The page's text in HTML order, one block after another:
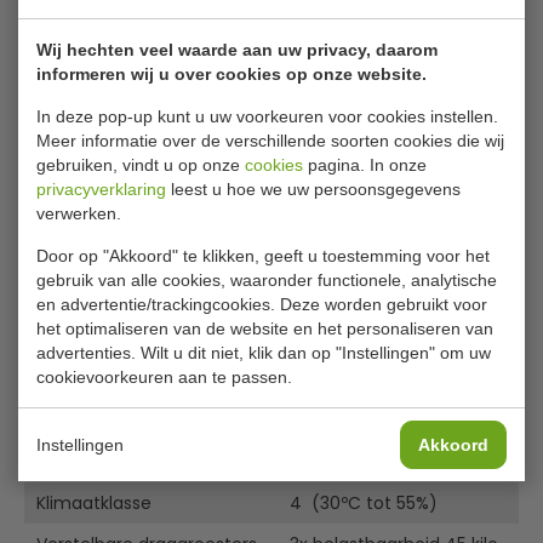
Wij hechten veel waarde aan uw privacy, daarom
informeren wij u over cookies op onze website.
In deze pop-up kunt u uw voorkeuren voor cookies instellen.
Meer informatie over de verschillende soorten cookies die wij
gebruiken, vindt u op onze cookies pagina. In onze
privacyverklaring leest u hoe we uw persoonsgegevens
verwerken.
Door op "Akkoord" te klikken, geeft u toestemming voor het
gebruik van alle cookies, waaronder functionele, analytische
en advertentie/trackingcookies. Deze worden gebruikt voor
het optimaliseren van de website en het personaliseren van
advertenties. Wilt u dit niet, klik dan op "Instellingen" om uw
cookievoorkeuren aan te passen.
Instellingen Akkoord
Het milieuvriendelijke koelmiddel R600ais in
combinatie met de efficiënte compressor krachtig en
energie-efficiënt.
ongecontroleerde temperatuurstijging en koudeverlies.
Automatische ontdooiing.
De moderne en efficiënte elektronica zorgt ervoor dat
het koelapperaat tijdens de stilstandtijden van de
compressor automatisch ontdooit.
Handmatig ontdooien is daarom niet meer nodig.
Het uit één stukdiepgetrokken interieurvan
polystryreen is gemakkelijk schoon te maken en geur
neutraal.
Omdat er geen storende hoekjes zijn en schoonmaken
gemakkelijker is door de grote afgeronde hoeken, is
perfecte hygiëne mogelijk.
Hoogwaardige koelcomponenten
geoptimaliseerde isolatie en een doordachte
constructie zorgen voor een hoge energie-efficientie
Gebruiksaanwijzing
Specificaties
Model
FKv 1800
Bruto inhoud
171 liter
B x D x H
B x D x H inw.
513 x 441 x 702 mm
Energieverbr.per.24uur
1 kWh
Koelsysteem
Dynamisch
Ontdooisysteem
Automatisch
+1°C tot +15°C
Temperatuurdisplay
Klimaatklasse
4 (30ºC tot 55%)